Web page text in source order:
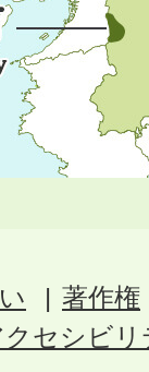
著作権
クセシビ